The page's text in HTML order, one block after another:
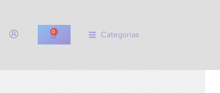
0 Categorias